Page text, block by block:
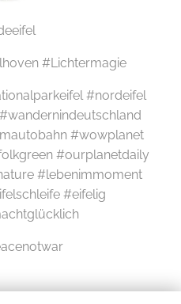
#Lichtermagie
#nordeifel
#wowplanet
#ourplanetdaily
#lebenimmoment
#eifelig